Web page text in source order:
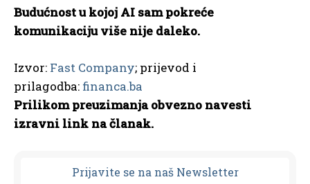
Budućnost u kojoj AI sam pokreće
komunikaciju više nije daleko.
Izvor: Fast Company; prijevod i
prilagodba: financa.ba
Prilikom preuzimanja obvezno navesti
izravni link na članak.
Prijavite se na naš Newsletter